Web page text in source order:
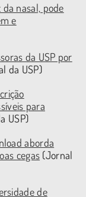
nasal, pode
e
da USP por
da USP)
para
USP)
aborda
cegas (Jornal
de